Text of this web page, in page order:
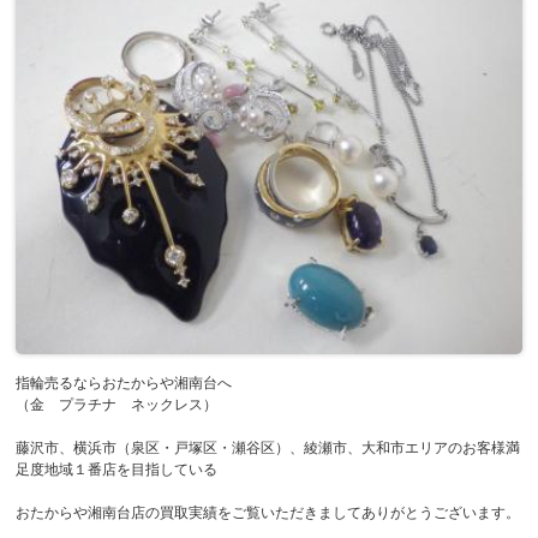
指輪売るならおたからや湘南台へ
（金 プラチナ ネックレス）
藤沢市、横浜市（泉区・戸塚区・瀬谷区）、綾瀬市、大和市エリアのお客様満
足度地域１番店を目指している
おたからや湘南台店の買取実績をご覧いただきましてありがとうございます。